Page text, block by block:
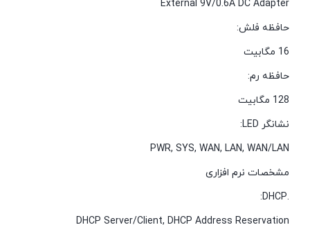
External 9V/0.6A DC Adapter
حافظه فلش:
16 مگابیت
حافظه رم:
128 مگابیت
نشانگر LED:
PWR, SYS, WAN, LAN, WAN/LAN
مشخصات نرم افزاری
.DHCP:
DHCP Server/Client, DHCP Address Reservation